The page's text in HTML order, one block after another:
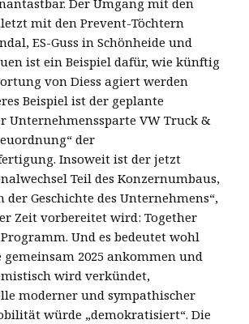
mit den Prevent-Töchtern
ES-Guss in Schönheide und
ist ein Beispiel dafür, wie künftig
von Diess agiert werden
Beispiel ist der geplante
Unternehmenssparte VW Truck &
der
Insoweit ist der jetzt
Teil des Konzernumbaus,
der Geschichte des Unternehmens“,
Zeit vorbereitet wird: Together
Und es bedeutet wohl
gemeinsam 2025 ankommen und
wird verkündet,
moderner und sympathischer
würde „demokratisiert“. Die